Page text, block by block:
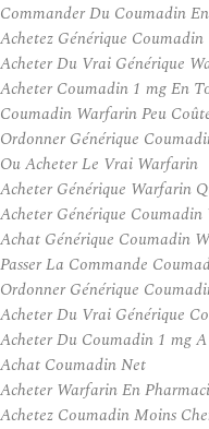
Commander Du Coumadin
Achetez Générique
Acheter Du Vrai Générique
Acheter Coumadin 1 mg En
Coumadin Warfarin Peu
Ordonner Générique
Ou Acheter Le Vrai Warfarin
Acheter Générique Warfarin
Acheter Générique
Achat Générique Coumadin
Passer La Commande
Ordonner Générique
Acheter Du Vrai Générique
Acheter Du Coumadin 1 mg
Achat Coumadin Net
Acheter Warfarin En
Achetez Coumadin Moins